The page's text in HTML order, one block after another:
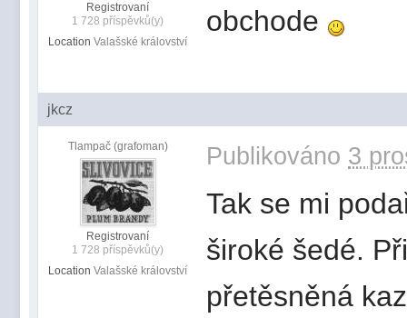
Registrovaní
1 728 příspěvků(y)
Location Valašské království
obchode
jkcz
Tlampač (grafoman)
Registrovaní
1 728 příspěvků(y)
Location Valašské království
Publikováno 3
Tak se mi
široké šedé.
přetěsněná